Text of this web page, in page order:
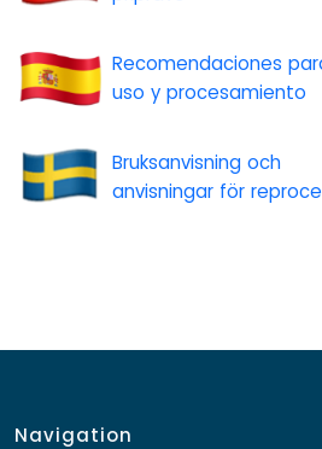
Recomendaciones
uso y procesamiento
Bruksanvisning och
anvisningar för
Navigation